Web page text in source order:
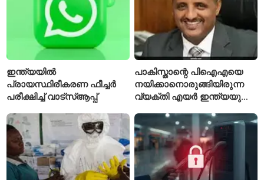
ഇന്ത്യയിൽ
പ്രായസ്ഥിരീകരണ ഫീച്ചർ
പരീക്ഷിച്ച് വാട്‌സ്ആപ്പ്
പാകിസ്താന്റെ പിഐഎയെ
നയിക്കാനൊരുങ്ങിയിരുന്ന
വ്യക്തി എയർ ഇന്ത്യയുടെ